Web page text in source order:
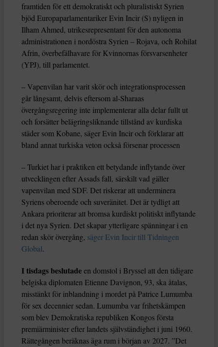
framtiden för ett demokratiskt och pluralistiskt Syrien
bjöd Europaparlamentariker Evin Incir (S) nyligen in
Ilham Ahmed, utrikesrepresentant för den autonoma
administrationen i nordöstra Syrien – Rojava, och Rohilat
Afrin, överbefälhavare för Kvinnornas försvarsenheter
(YPJ), till parlamentet.
– Vapenvilan har varit skör och integrationsprocessen
går långsamt, delvis eftersom al-Sharaas
övergångsregering inte implementerar alla delar fullt ut
och forsätter belägringsliknande tillstånd av kurdiska
städer som Kobane, säger Evin Incir och förklarar att
bland annat turkiska veton också försenar processen
– Turkiet har i praktiken ett betydande inflytande över
utvecklingen efter Assads fall, särskilt vad gäller
vapenvilan med SDF. Det riskerar att underminera
Syriens oberoende och suveränitet. Det är tydligt att
Ankara prioriterar att bromsa kurdiskt politiskt inflytande
i det nya Syrien. Det skapar ytterligare spänningar i en
redan skör övergång, säger Evin Incir till Tidningen
Global.
I tisdags beslutadeen domstol i Bryssel att den tidigare
belgiska diplomaten Etienne Davignon, 93, ska åtalas,
misstänkt för inblandning i mordet på Patrice Lumumba
för sex decennier sedan. Lumumba var frihetskämpen
som blev Demokratiska republiken Kongos första
premiärminister efter landets självständighet i juni 1960.
Rättegången beräknas äga rum i början av 2027. ”Det